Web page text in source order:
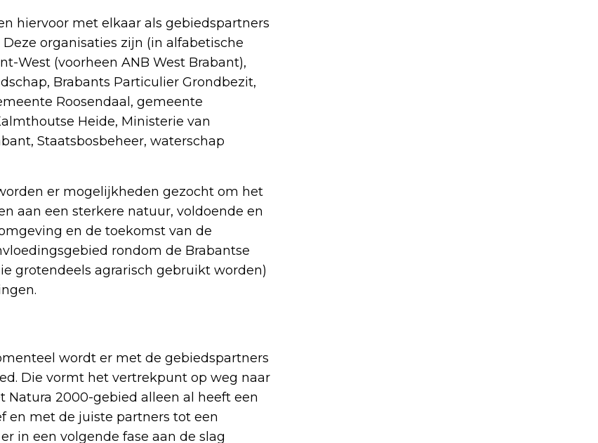
hiervoor met elkaar als gebiedspartners
organisaties zijn (in alfabetische
West (voorheen ANB West Brabant),
Brabants Particulier Grondbezit,
Roosendaal, gemeente
Heide, Ministerie van
Staatsbosbeheer, waterschap
er mogelijkheden gezocht om het
aan een sterkere natuur, voldoende en
en de toekomst van de
rondom de Brabantse
grotendeels agrarisch gebruikt worden)
wordt er met de gebiedspartners
Die vormt het vertrekpunt op weg naar
Natura 2000-gebied alleen al heeft een
en met de juiste partners tot een
in een volgende fase aan de slag